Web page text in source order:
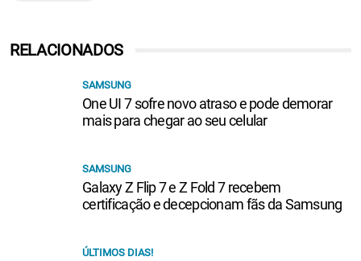
RELACIONADOS
SAMSUNG
One UI 7 sofre novo atraso e pode demorar
mais para chegar ao seu celular
SAMSUNG
Galaxy Z Flip 7 e Z Fold 7 recebem
certificação e decepcionam fãs da Samsung
ÚLTIMOS DIAS!